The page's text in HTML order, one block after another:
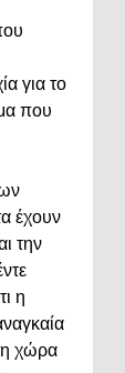
για το
που
έχουν
την
η
χώρα